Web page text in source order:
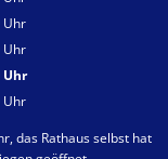
bis 12:30 Uhr
Uhr
bis 16:30 Uhr
Uhr
bis 12:30 Uhr
Uhr
bis 18:00 Uhr
Uhr
das Rathaus selbst hat